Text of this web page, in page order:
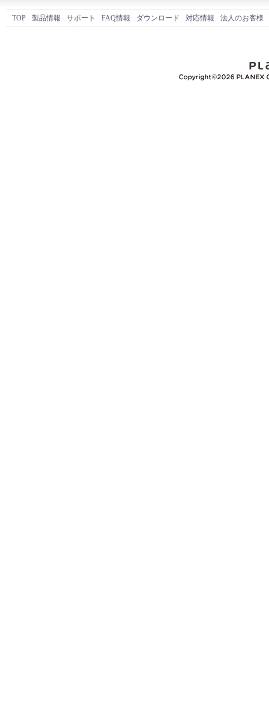
TOP 製品情報 サポート FAQ情報 ダウンロード 対応情報 法人のお客様